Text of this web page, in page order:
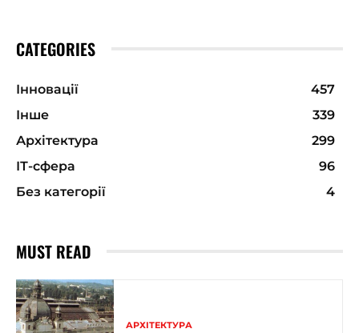
CATEGORIES
Інновації
457
Інше
339
Архітектура
299
ІТ-сфера
96
Без категорії
4
MUST READ
АРХІТЕКТУРА